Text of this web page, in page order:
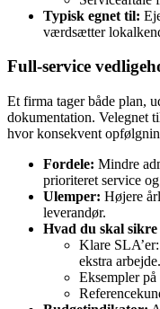
Typisk egnet til:
værdsætter
Full‑service
Et firma tager både plan,
dokumentation. Velegnet
hvor konsekvent
Fordele: Mindre
prioriteret service
Ulemper: Højere
leverandør.
Hvad du skal sikre
Klare
ekstra arbejde.
Eksempler